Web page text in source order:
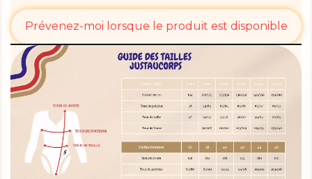
Prévenez-moi lorsque le produit est disponible